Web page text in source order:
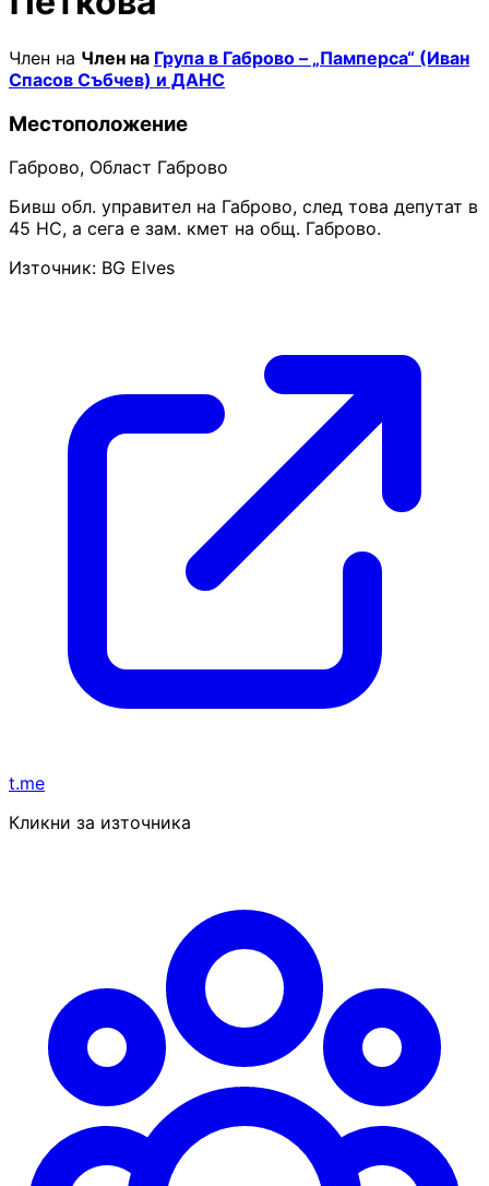
Член на Член на Група в Габрово – „Памперса“ (Иван
Спасов Събчев) и ДАНС
Местоположение
Габрово, Област Габрово
Бивш обл. управител на Габрово, след това депутат в
45 НС, а сега е зам. кмет на общ. Габрово.
Източник: BG Elves
t.me
Кликни за източника